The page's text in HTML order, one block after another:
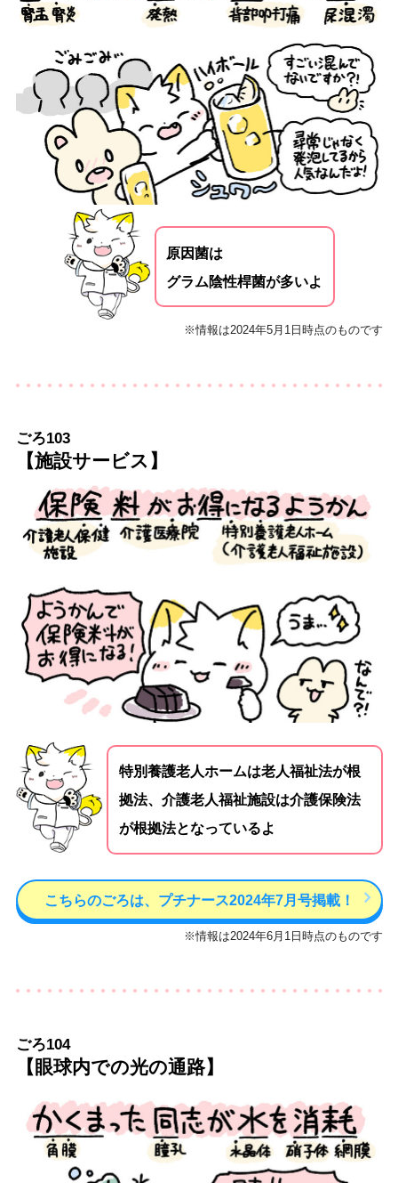
原因菌は
グラム陰性桿菌が多いよ
※情報は2024年5月1日時点のものです
ごろ103
【施設サービス】
特別養護老人ホームは老人福祉法が根
拠法、介護老人福祉施設は介護保険法
が根拠法となっているよ
こちらのごろは、プチナース2024年7月号掲載！
※情報は2024年6月1日時点のものです
ごろ104
【眼球内での光の通路】